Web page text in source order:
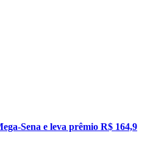
Sena e leva prêmio R$ 164,9